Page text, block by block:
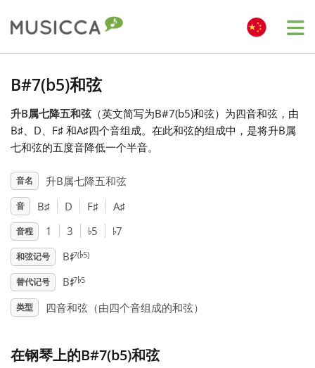
Български
Deutsch
English
B#7(b5)和弦
升B属七降五和弦 （英文简写为B#7(b5)和弦）为四音和弦，由
B♯、D、F♯ 和A♯四个音组成。在此和弦的组成中，是将升B属
七和弦的五度音降低一个半音。
音名 升B属七降五和弦
音 B♯ D F♯ A♯
音程 1 3 ♭5 ♭7
和弦记号 B♯7(♭5)
替代记号 B♯7♭5
类型 四音和弦（由四个音组成的和弦）
在钢琴上的B#7(b5)和弦